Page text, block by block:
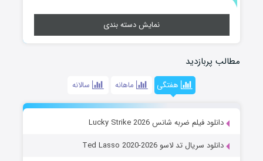
نمایش دسته بندی
مطالب پربازدید
هفتگی ماهانه سالانه
دانلود فیلم ضربه شانس Lucky Strike 2026
دانلود سریال تد لاسو Ted Lasso 2020-2026